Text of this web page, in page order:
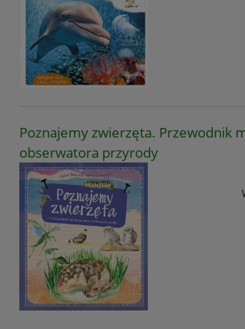
Poznajemy zwierzęta. Przewodnik
obserwatora przyrody